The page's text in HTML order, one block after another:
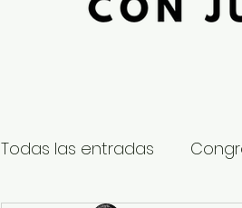
Todas las entradas